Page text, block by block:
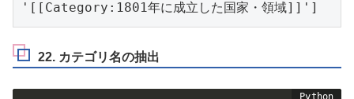
'[[Category:1801年に成立した国家・領域]]']
22. カテゴリ名の抽出